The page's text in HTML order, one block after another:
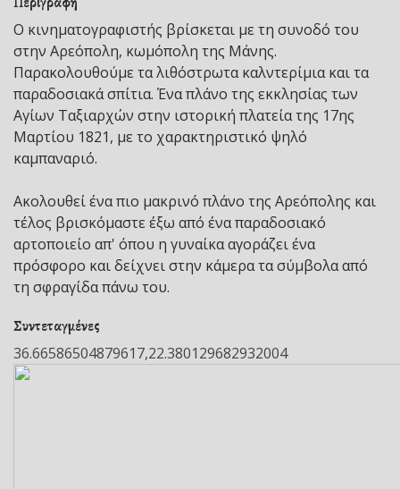
Ο κινηματογραφιστής βρίσκεται με τη συνοδό του
στην Αρεόπολη, κωμόπολη της Μάνης.
Παρακολουθούμε τα λιθόστρωτα καλντερίμια και τα
παραδοσιακά σπίτια. Ένα πλάνο της εκκλησίας των
Αγίων Ταξιαρχών στην ιστορική πλατεία της 17ης
Μαρτίου 1821, με το χαρακτηριστικό ψηλό
καμπαναριό.
Ακολουθεί ένα πιο μακρινό πλάνο της Αρεόπολης και
τέλος βρισκόμαστε έξω από ένα παραδοσιακό
αρτοποιείο απ' όπου η γυναίκα αγοράζει ένα
πρόσφορο και δείχνει στην κάμερα τα σύμβολα από
τη σφραγίδα πάνω του.
Συντεταγμένες
36.66586504879617,22.380129682932004